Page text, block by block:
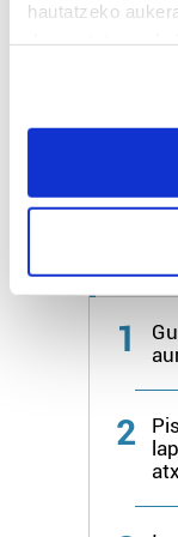
hautatzeko
If you allow, we
Collect
meters
Identify
specific
and set your
Guk eta gure
prozesatzen
teknologia
pertsonalizatuak
neurtzeko,
Azken 7
1
2